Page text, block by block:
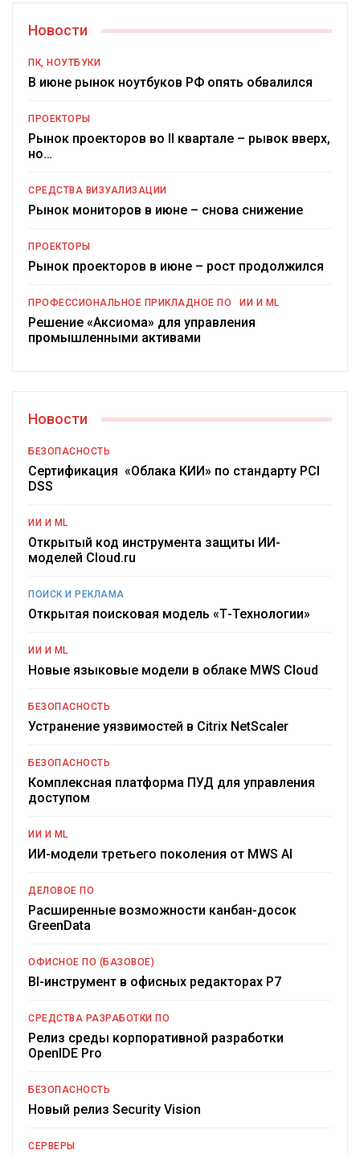
Новости
ПК, НОУТБУКИ
В июне рынок ноутбуков РФ опять обвалился
ПРОЕКТОРЫ
Рынок проекторов во II квартале – рывок вверх,
но…
СРЕДСТВА ВИЗУАЛИЗАЦИИ
Рынок мониторов в июне – снова снижение
ПРОЕКТОРЫ
Рынок проекторов в июне – рост продолжился
ПРОФЕССИОНАЛЬНОЕ ПРИКЛАДНОЕ ПО ИИ И ML
Решение «Аксиома» для управления
промышленными активами
Новости
БЕЗОПАСНОСТЬ
Сертификация «Облака КИИ» по стандарту PCI
DSS
ИИ И ML
Открытый код инструмента защиты ИИ-
моделей Cloud.ru
ПОИСК И РЕКЛАМА
Открытая поисковая модель «Т-Технологии»
ИИ И ML
Новые языковые модели в облаке MWS Cloud
БЕЗОПАСНОСТЬ
Устранение уязвимостей в Citrix NetScaler
БЕЗОПАСНОСТЬ
Комплексная платформа ПУД для управления
доступом
ИИ И ML
ИИ-модели третьего поколения от MWS AI
ДЕЛОВОЕ ПО
Расширенные возможности канбан-досок
GreenData
ОФИСНОЕ ПО (БАЗОВОЕ)
BI-инструмент в офисных редакторах Р7
СРЕДСТВА РАЗРАБОТКИ ПО
Релиз среды корпоративной разработки
OpenIDE Pro
БЕЗОПАСНОСТЬ
Новый релиз Security Vision
СЕРВЕРЫ